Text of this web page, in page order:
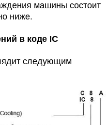
машины состоит
ниже.
в коде IC
следующим